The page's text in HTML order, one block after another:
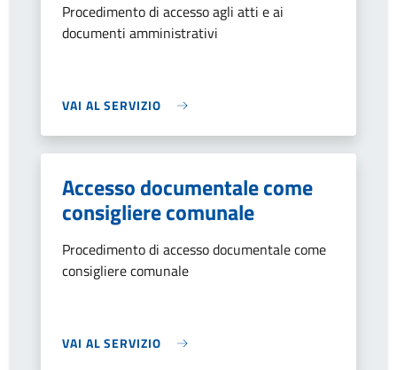
Procedimento di accesso agli atti e ai
documenti amministrativi
VAI AL SERVIZIO
Accesso documentale come
consigliere comunale
Procedimento di accesso documentale come
consigliere comunale
VAI AL SERVIZIO